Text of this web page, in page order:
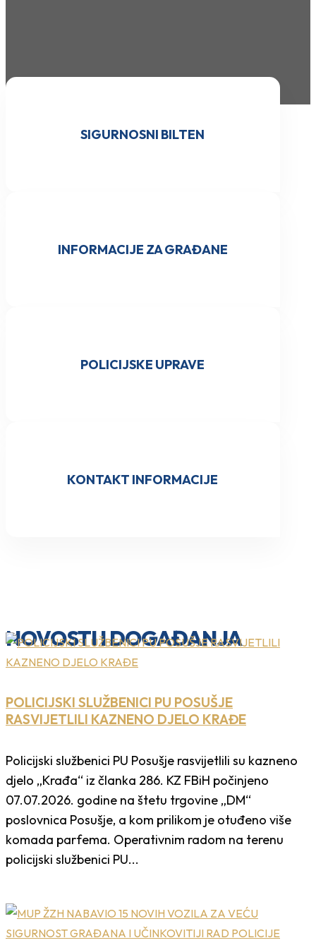
SIGURNOSNI BILTEN
INFORMACIJE ZA GRAĐANE
POLICIJSKE UPRAVE
KONTAKT INFORMACIJE
NOVOSTI I DOGAĐANJA
POLICIJSKI SLUŽBENICI PU POSUŠJE
RASVIJETLILI KAZNENO DJELO KRAĐE
Policijski službenici PU Posušje rasvijetlili su kazneno
djelo „Krađa“ iz članka 286. KZ FBiH počinjeno
07.07.2026. godine na štetu trgovine „DM“
poslovnica Posušje, a kom prilikom je otuđeno više
komada parfema. Operativnim radom na terenu
policijski službenici PU...